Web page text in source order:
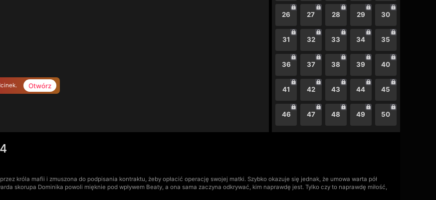
Otwórz
26 27 28 29 30
31 32 33 34 35
36 37 38 39 40
41 42 43 44 45
46 47 48 49 50
króla mafii i zmuszona do podpisania kontraktu, żeby opłacić operację swojej matki. Szybko okazuje się jednak, że umowa warta pół
skorupa Dominika powoli mięknie pod wpływem Beaty, a ona sama zaczyna odkrywać, kim naprawdę jest. Tylko czy to naprawdę miłość,